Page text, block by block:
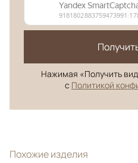
Нажимая «Получить
с Политикой
Похожие изделия